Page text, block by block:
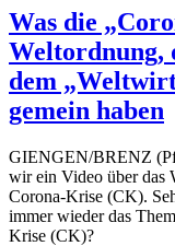
Was die
Weltordnung,
dem
gemein haben
GIENGEN/BRENZ
wir ein Video über das
Corona-Krise (CK).
immer wieder das
Krise (CK)?